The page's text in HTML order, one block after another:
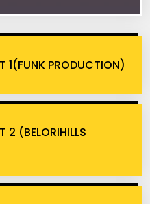
1(FUNK PRODUCTION)
2 (BELORIHILLS